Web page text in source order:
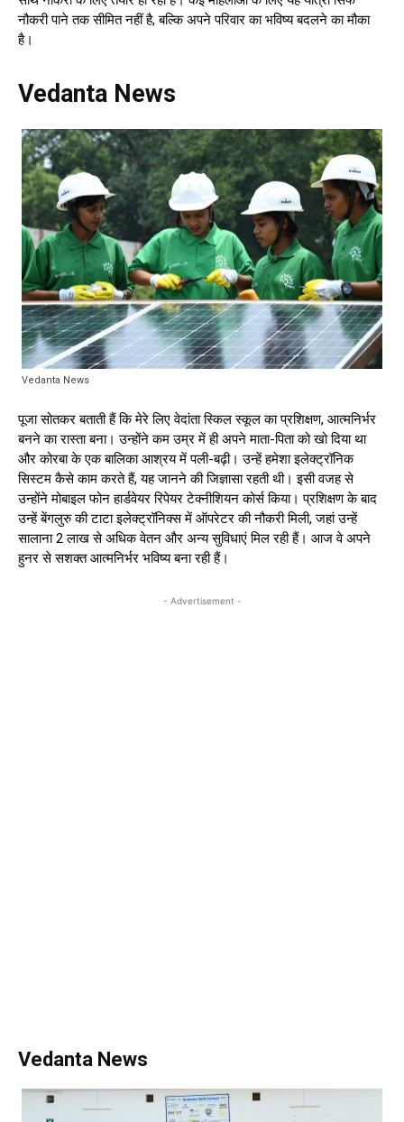
नौकरी पाने तक सीमित नहीं है, बल्कि अपने परिवार का भविष्य बदलने का मौका
है।
Vedanta News
Vedanta News
पूजा सोतकर बताती हैं कि मेरे लिए वेदांता स्किल स्कूल का प्रशिक्षण, आत्मनिर्भर
बनने का रास्ता बना। उन्होंने कम उम्र में ही अपने माता-पिता को खो दिया था
और कोरबा के एक बालिका आश्रय में पली-बढ़ी। उन्हें हमेशा इलेक्ट्रॉनिक
सिस्टम कैसे काम करते हैं, यह जानने की जिज्ञासा रहती थी। इसी वजह से
उन्होंने मोबाइल फोन हार्डवेयर रिपेयर टेक्नीशियन कोर्स किया। प्रशिक्षण के बाद
उन्हें बेंगलुरु की टाटा इलेक्ट्रॉनिक्स में ऑपरेटर की नौकरी मिली, जहां उन्हें
सालाना ₹2 लाख से अधिक वेतन और अन्य सुविधाएं मिल रही हैं। आज वे अपने
हुनर से सशक्त आत्मनिर्भर भविष्य बना रही हैं।
- Advertisement -
Vedanta News